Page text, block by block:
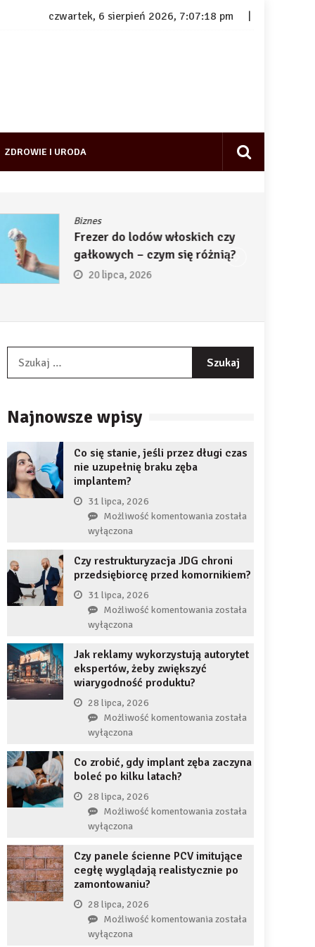
czwartek, 6 sierpień 2026, 7:07:19 pm
ZDROWIE I URODA
Biznes
Frezer do lodów włoskich czy
gałkowych – czym się różnią?
20 lipca, 2026
Najnowsze wpisy
Co się stanie, jeśli przez długi czas
nie uzupełnię braku zęba
implantem?
31 lipca, 2026
Możliwość komentowaniaCo
jeśli
przez
czas
braku
zęba
została
wyłączona
Czy restrukturyzacja JDG chroni
przedsiębiorcę przed komornikiem?
31 lipca, 2026
Możliwość komentowaniaCzy
chroni
została
wyłączona
Jak reklamy wykorzystują autorytet
ekspertów, żeby zwiększyć
wiarygodność produktu?
28 lipca, 2026
Możliwość komentowaniaJak
autorytet
zwiększyć
została
wyłączona
Co zrobić, gdy implant zęba zaczyna
boleć po kilku latach?
28 lipca, 2026
Możliwość komentowaniaCo
implant
zęba
została
wyłączona
Czy panele ścienne PCV imitujące
cegłę wyglądają realistycznie po
zamontowaniu?
28 lipca, 2026
Możliwość komentowaniaCzy
została
wyłączona